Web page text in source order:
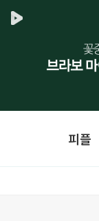
피플